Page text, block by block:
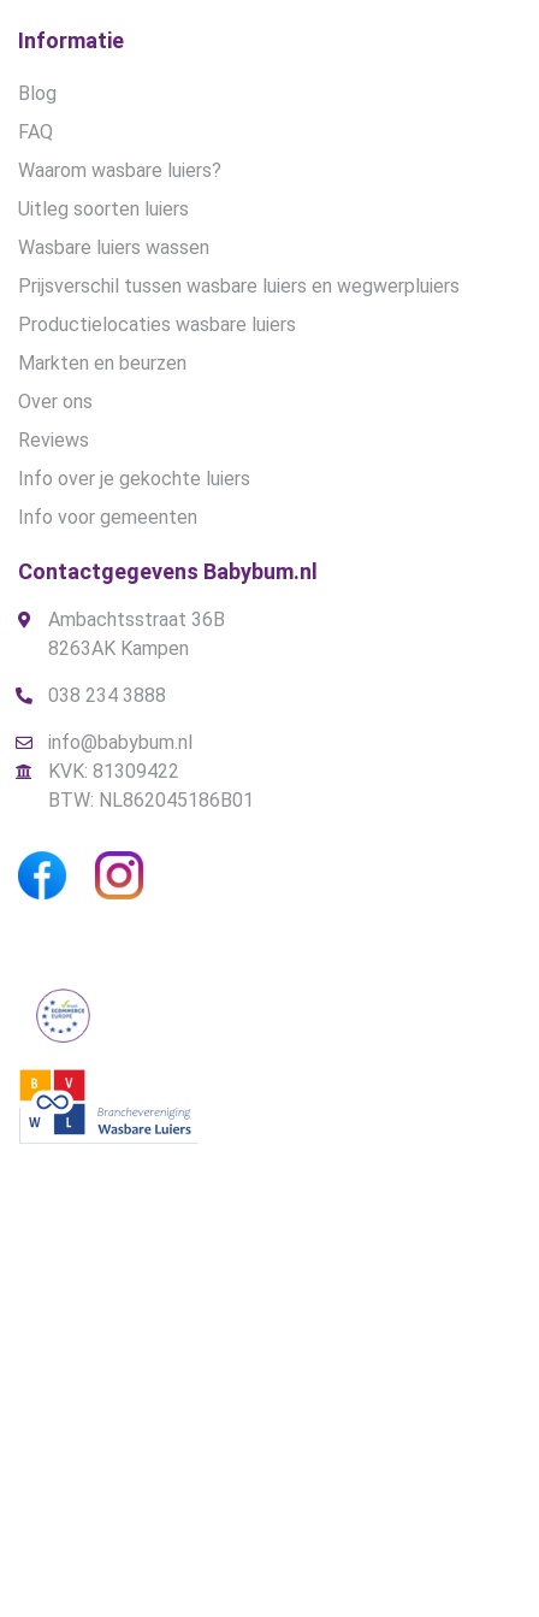
Informatie
Blog
FAQ
Waarom wasbare luiers?
Uitleg soorten luiers
Wasbare luiers wassen
Prijsverschil tussen wasbare luiers en wegwerpluiers
Productielocaties wasbare luiers
Markten en beurzen
Over ons
Reviews
Info over je gekochte luiers
Info voor gemeenten
Contactgegevens Babybum.nl
Ambachtsstraat 36B
8263AK Kampen
038 234 3888
info@babybum.nl
KVK: 81309422
BTW: NL862045186B01